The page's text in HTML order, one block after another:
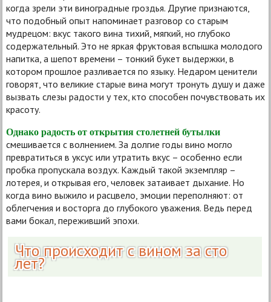
когда зрели эти виноградные гроздья. Другие признаются,
что подобный опыт напоминает разговор со старым
мудрецом: вкус такого вина тихий, мягкий, но глубоко
содержательный. Это не яркая фруктовая вспышка молодого
напитка, а шепот времени – тонкий букет выдержки, в
котором прошлое разливается по языку. Недаром ценители
говорят, что великие старые вина могут тронуть душу и даже
вызвать слезы радости у тех, кто способен почувствовать их
красоту.
Однако радость от открытия столетней бутылки
смешивается с волнением. За долгие годы вино могло
превратиться в уксус или утратить вкус – особенно если
пробка пропускала воздух. Каждый такой экземпляр –
лотерея, и открывая его, человек затаивает дыхание. Но
когда вино выжило и расцвело, эмоции переполняют: от
облегчения и восторга до глубокого уважения. Ведь перед
вами бокал, переживший эпохи.
Что происходит с вином за сто
лет?